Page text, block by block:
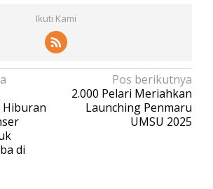
Ikuti Kami
Hiburan
di
Pos berikutnya
2.000 Pelari Meriahkan
Launching Penmaru
UMSU 2025